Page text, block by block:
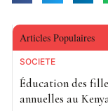
Articles Populaires
SOCIETE
Éducation des
annuelles au